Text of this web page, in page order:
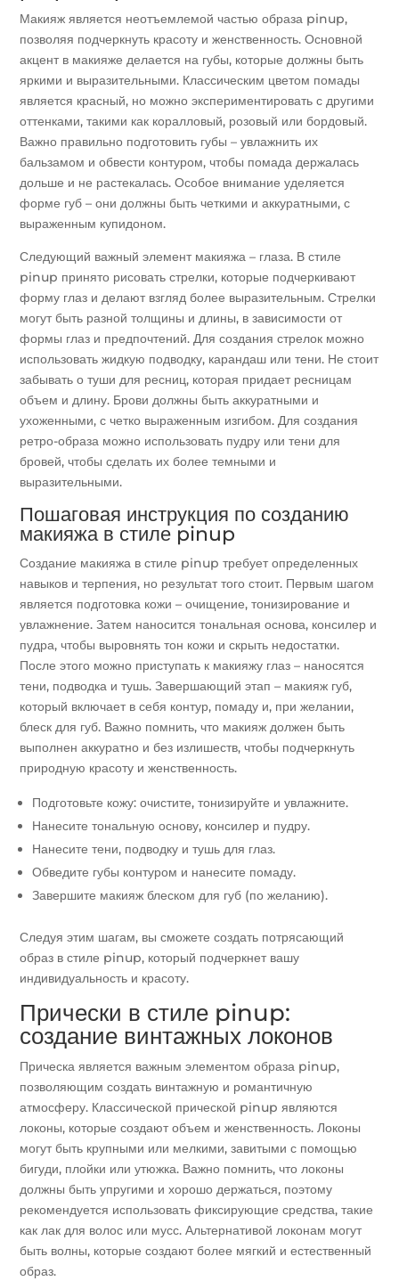
Макияж является неотъемлемой частью образа pinup,
позволяя подчеркнуть красоту и женственность. Основной
акцент в макияже делается на губы, которые должны быть
яркими и выразительными. Классическим цветом помады
является красный, но можно экспериментировать с другими
оттенками, такими как коралловый, розовый или бордовый.
Важно правильно подготовить губы – увлажнить их
бальзамом и обвести контуром, чтобы помада держалась
дольше и не растекалась. Особое внимание уделяется
форме губ – они должны быть четкими и аккуратными, с
выраженным купидоном.
Следующий важный элемент макияжа – глаза. В стиле
pinup принято рисовать стрелки, которые подчеркивают
форму глаз и делают взгляд более выразительным. Стрелки
могут быть разной толщины и длины, в зависимости от
формы глаз и предпочтений. Для создания стрелок можно
использовать жидкую подводку, карандаш или тени. Не стоит
забывать о туши для ресниц, которая придает ресницам
объем и длину. Брови должны быть аккуратными и
ухоженными, с четко выраженным изгибом. Для создания
ретро-образа можно использовать пудру или тени для
бровей, чтобы сделать их более темными и
выразительными.
Пошаговая инструкция по созданию
макияжа в стиле pinup
Создание макияжа в стиле pinup требует определенных
навыков и терпения, но результат того стоит. Первым шагом
является подготовка кожи – очищение, тонизирование и
увлажнение. Затем наносится тональная основа, консилер и
пудра, чтобы выровнять тон кожи и скрыть недостатки.
После этого можно приступать к макияжу глаз – наносятся
тени, подводка и тушь. Завершающий этап – макияж губ,
который включает в себя контур, помаду и, при желании,
блеск для губ. Важно помнить, что макияж должен быть
выполнен аккуратно и без излишеств, чтобы подчеркнуть
природную красоту и женственность.
Подготовьте кожу: очистите, тонизируйте и увлажните.
Нанесите тональную основу, консилер и пудру.
Нанесите тени, подводку и тушь для глаз.
Обведите губы контуром и нанесите помаду.
Завершите макияж блеском для губ (по желанию).
Следуя этим шагам, вы сможете создать потрясающий
образ в стиле pinup, который подчеркнет вашу
индивидуальность и красоту.
Прически в стиле pinup:
создание винтажных локонов
Прическа является важным элементом образа pinup,
позволяющим создать винтажную и романтичную
атмосферу. Классической прической pinup являются
локоны, которые создают объем и женственность. Локоны
могут быть крупными или мелкими, завитыми с помощью
бигуди, плойки или утюжка. Важно помнить, что локоны
должны быть упругими и хорошо держаться, поэтому
рекомендуется использовать фиксирующие средства, такие
как лак для волос или мусс. Альтернативой локонам могут
быть волны, которые создают более мягкий и естественный
образ.